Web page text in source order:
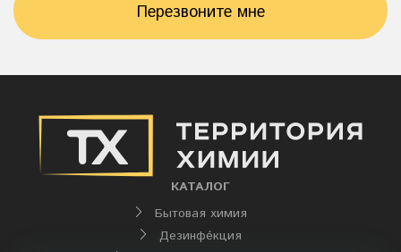
Перезвоните мне
КАТАЛОГ
Бытовая химия
Дезинфе́кция